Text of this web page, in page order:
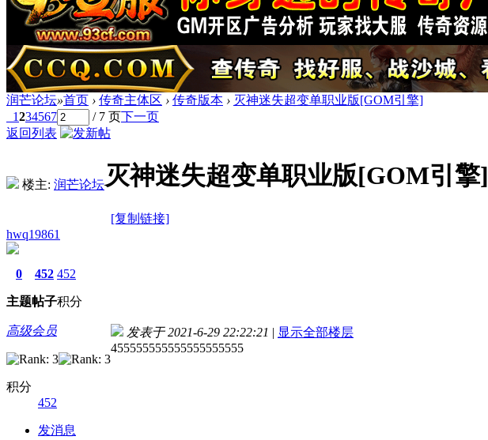
润芒论坛»首页 › 传奇主体区 › 传奇版本 › 灭神迷失超变单职业版[GOM引擎]
1234567 / 7 页下一页
返回列表
楼主: 润芒论坛 灭神迷失超变单职业版[GOM引擎]
[复制链接]
hwq19861
0
主题
452
帖子
452
积分
高级会员
积分
452
发消息
发表于 2021-6-29 22:22:21 | 显示全部楼层
455555555555555555555